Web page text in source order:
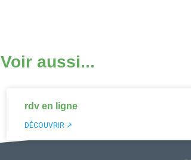
Voir aussi...
rdv en ligne
DÉCOUVRIR ↗